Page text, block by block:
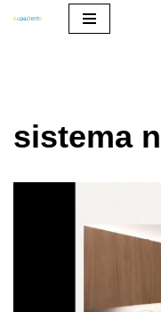
conteúdo
sistema